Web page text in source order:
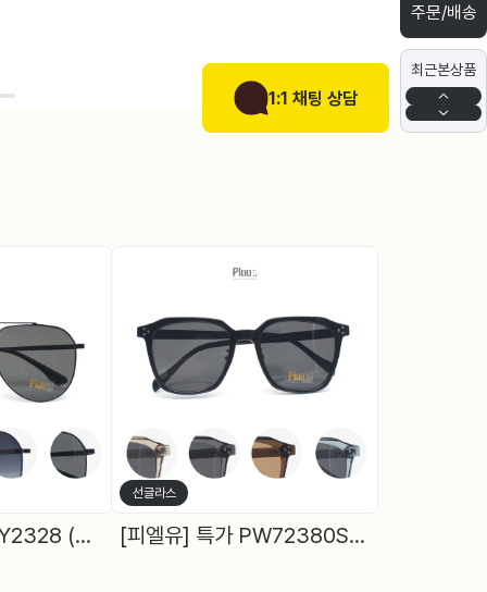
주문/배송
최근본상품
1:1 채팅 상담
[피엘유] 특가 PLY2328 (57) 보잉, 4Color
선글라스
[피엘유] 특가 PW72380S (54) 뿔테 다각, 편광, 5Color